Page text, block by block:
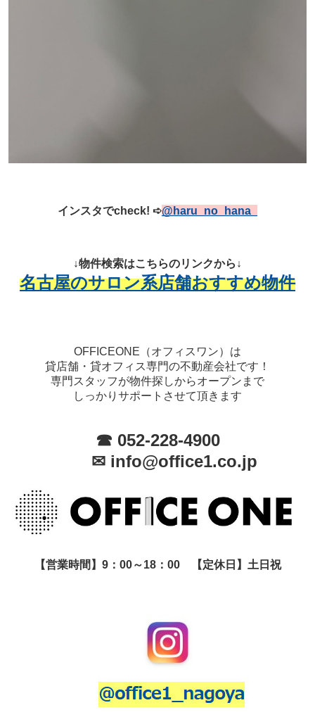
インスタでcheck! ➪@haru_no_hana_
↓物件検索はこちらのリンクから↓
名古屋のサロン系店舗おすすめ物件
OFFICEONE（オフィスワン）は
貸店舗・貸オフィス専門の不動産会社です！
専門スタッフが物件探しからオープンまで
しっかりサポートさせて頂きます
☎ 052-228-4900
✉ info@office1.co.jp
【営業時間】9：00～18：00 【定休日】土日祝